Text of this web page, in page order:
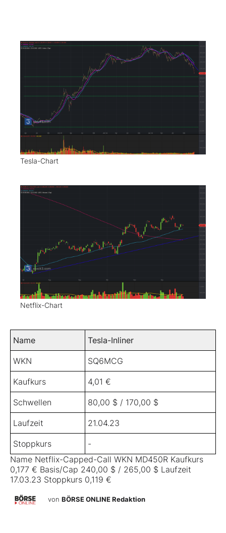
Tesla-Chart
Netflix-Chart
Name Tesla-Inliner
WKN SQ6MCG
Kaufkurs 4,01 €
Schwellen 80,00 $ / 170,00 $
Laufzeit 21.04.23
Stoppkurs
-
Name Netflix-Capped-Call WKN MD450R Kaufkurs
0,177 € Basis/Cap 240,00 $ / 265,00 $ Laufzeit
17.03.23 Stoppkurs 0,119 €
von BÖRSE ONLINE Redaktion